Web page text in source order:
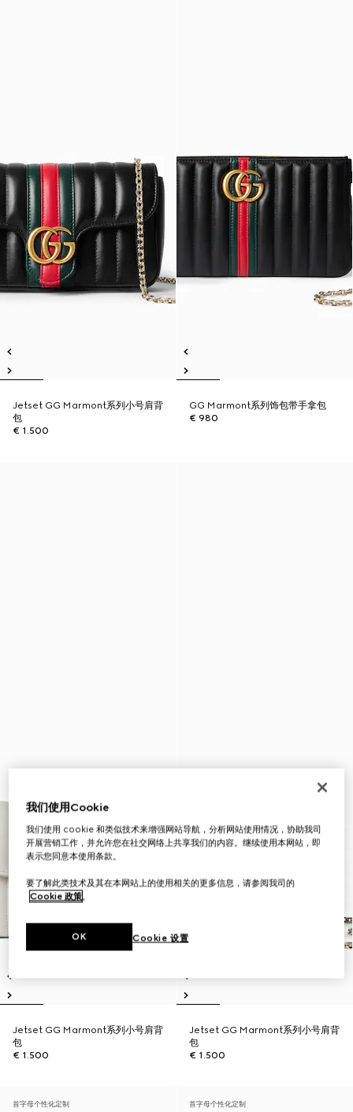
Jetset GG Marmont系列小号肩背
包
€ 1.500
GG Marmont系列饰包带手拿包
€ 980
Jetset GG Marmont系列小号肩背
包
€ 1.500
Jetset GG Marmont系列小号肩背
包
€ 1.500
首字母个性化定制 首字母个性化定制
我们使用Cookie
我们使用 cookie 和类似技术来增强网站导航，分析网站使用情况，协助我司
开展营销工作，并允许您在社交网络上共享我们的内容。继续使用本网站，即
表示您同意本使用条款。
要了解此类技术及其在本网站上的使用相关的更多信息，请参阅我司的
Cookie 政策。
Cookie 设置
OK